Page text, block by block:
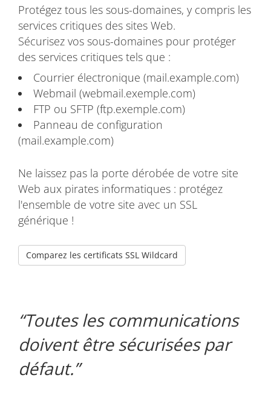
Protégez tous les sous-domaines, y compris les
services critiques des sites Web.
Sécurisez vos sous-domaines pour protéger
des services critiques tels que :
Courrier électronique (mail.example.com)
Webmail (webmail.exemple.com)
FTP ou SFTP (ftp.exemple.com)
Panneau de configuration
(mail.example.com)
Ne laissez pas la porte dérobée de votre site
Web aux pirates informatiques : protégez
l'ensemble de votre site avec un SSL
générique !
Comparez les certificats SSL Wildcard
Toutes les communications
doivent être sécurisées par
défaut.